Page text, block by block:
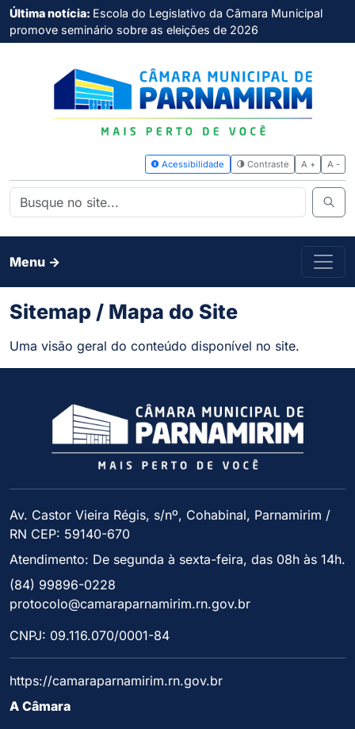
Última notícia: Escola do Legislativo da Câmara Municipal
promove seminário sobre as eleições de 2026
Menu ->
Sitemap / Mapa do Site
Uma visão geral do conteúdo disponível no site.
Av. Castor Vieira Régis, s/nº, Cohabinal, Parnamirim /
RN CEP: 59140-670
Atendimento: De segunda à sexta-feira, das 08h às 14h.
(84) 99896-0228
protocolo@camaraparnamirim.rn.gov.br
CNPJ: 09.116.070/0001-84
https://camaraparnamirim.rn.gov.br
A Câmara